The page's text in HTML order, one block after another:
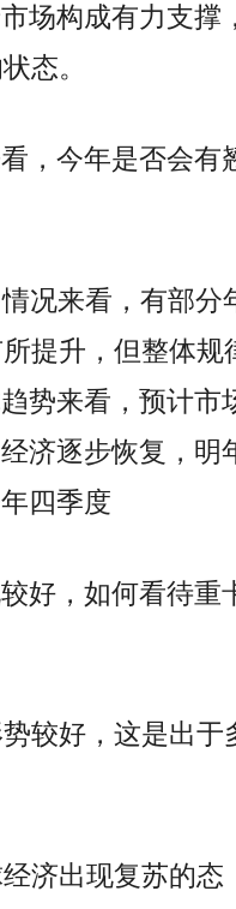
场构成有力支撑
态。
，今年是否会有
况来看，有部分
提升，但整体规
势来看，预计市
济逐步恢复，明
四季度
好，如何看待重
较好，这是出于
济出现复苏的态